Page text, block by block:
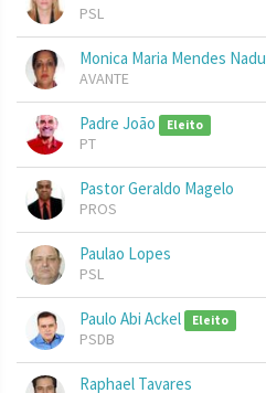
PSL
Monica Maria Mendes Nadu
AVANTE
Padre João Eleito
PT
Pastor Geraldo Magelo
PROS
Paulao Lopes
PSL
Paulo Abi Ackel Eleito
PSDB
Raphael Tavares